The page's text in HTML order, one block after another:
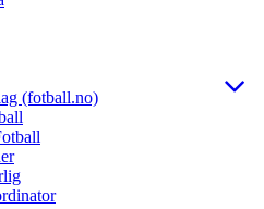
(fotball.no)